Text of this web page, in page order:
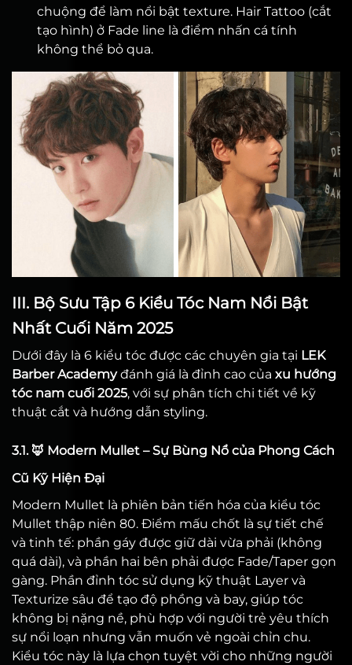
chuộng để làm nổi bật texture. Hair Tattoo (cắt
tạo hình) ở Fade line là điểm nhấn cá tính
không thể bỏ qua.
III. Bộ Sưu Tập 6 Kiểu Tóc Nam Nổi Bật
Nhất Cuối Năm 2025
Dưới đây là 6 kiểu tóc được các chuyên gia tại LEK
Barber Academyđánh giá là đỉnh cao của xu hướng
tóc nam cuối 2025, với sự phân tích chi tiết về kỹ
thuật cắt và hướng dẫn styling.
3.1. 🦊 Modern Mullet – Sự Bùng Nổ của Phong Cách
Cũ Kỹ Hiện Đại
Modern Mullet là phiên bản tiến hóa của kiểu tóc
Mullet thập niên 80. Điểm mấu chốt là sự tiết chế
và tinh tế: phần gáy được giữ dài vừa phải (không
quá dài), và phần hai bên phải được Fade/Taper gọn
gàng. Phần đỉnh tóc sử dụng kỹ thuật Layer và
Texturize sâu để tạo độ phồng và bay, giúp tóc
không bị nặng nề, phù hợp với người trẻ yêu thích
sự nổi loạn nhưng vẫn muốn vẻ ngoài chỉn chu.
Kiểu tóc này là lựa chọn tuyệt vời cho những người